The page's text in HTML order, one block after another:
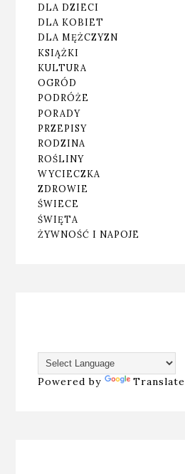
DLA DZIECI
DLA KOBIET
DLA MĘŻCZYZN
KSIĄŻKI
KULTURA
OGRÓD
PODRÓŻE
PORADY
PRZEPISY
RODZINA
ROŚLINY
WYCIECZKA
ZDROWIE
ŚWIECE
ŚWIĘTA
ŻYWNOŚĆ I NAPOJE
Powered by Translate